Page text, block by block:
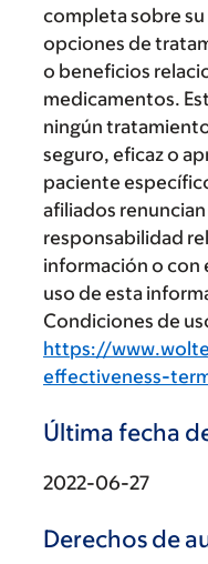
completa sobre
opciones de
o beneficios
medicamentos.
ningún
seguro, eficaz o
paciente
afiliados
responsabilidad
información o con
uso de esta
Condiciones de
https://
effectiveness-
Última fecha
2022-06-27
Derechos de